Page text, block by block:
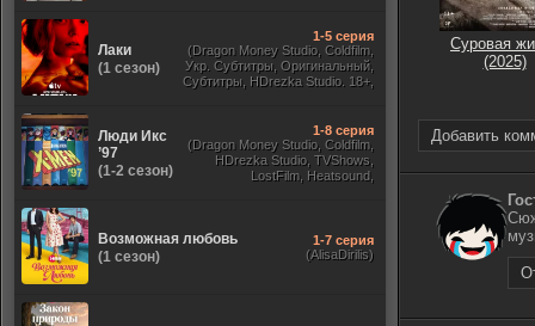
Суровая
(2025)
Добавить
Лаки
(1 сезон)
1-5 серия
(Dragon Money Studio, Coldfilm,
Укр. Субтитры, Оригинальный,
Субтитры, HDrezka Studio. 18+,
Люди Икс
’97
(1-2 сезон)
1-8 серия
(Dragon Money Studio, Coldfilm,
HDrezka Studio, TVShows,
LostFilm, Heatsound,
Возможная любовь
(1 сезон)
1-7 серия
(AlisaDirilis)